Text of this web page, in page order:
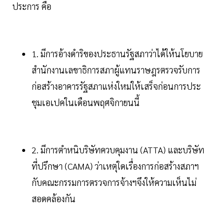
ประการ คือ
1. มีการอ้างดำริของประธานรัฐสภาว่าได้ให้นโยบาย
สำนักงานเลขาธิการสภาผู้แทนราษฎรตรวจรับการ
ก่อสร้างอาคารรัฐสภาแห่งใหม่ให้เสร็จก่อนการประ
ชุมเอเปคในเดือนพฤศจิกายนนี้
2. มีการตำหนิบริษัทควบคุมงาน (ATTA) และบริษัท
ที่ปรึกษา (CAMA) ว่าเหตุใดเรื่องการก่อสร้างสภาฯ
กับคณะกรรมการตรวจการจ้างฯจึงให้ความเห็นไม่
สอดคล้องกัน